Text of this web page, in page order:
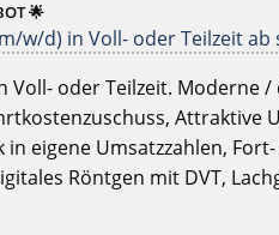
🌟
w/d) in Voll- oder Teilzeit ab
Voll- oder Teilzeit. Moderne
Attraktive
eigene Umsatzzahlen,
Röntgen mit DVT,